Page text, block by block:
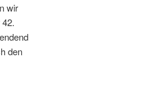
wir
den